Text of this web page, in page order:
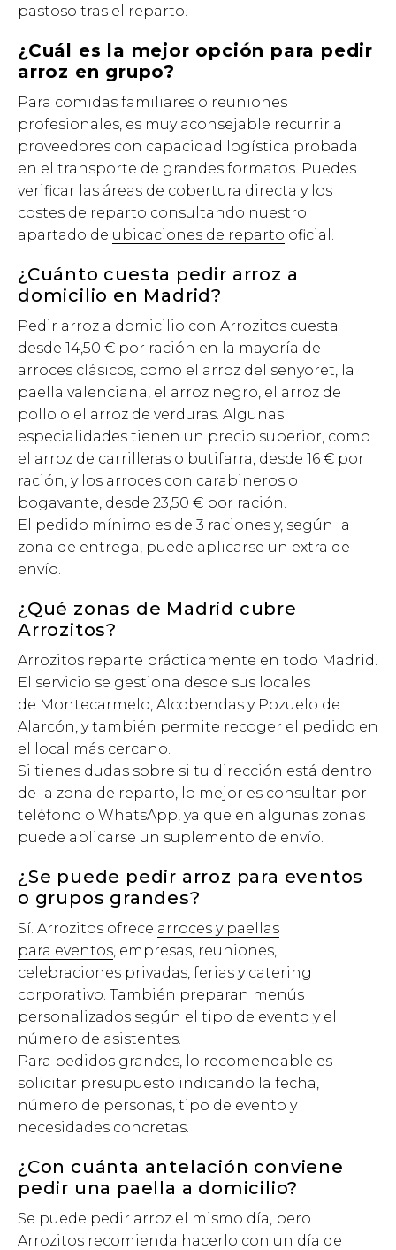
pastoso tras el reparto.
¿Cuál es la mejor opción para pedir
arroz en grupo?
Para comidas familiares o reuniones
profesionales, es muy aconsejable recurrir a
proveedores con capacidad logística probada
en el transporte de grandes formatos. Puedes
verificar las áreas de cobertura directa y los
costes de reparto consultando nuestro
apartado de ubicaciones de reparto oficial.
¿Cuánto cuesta pedir arroz a
domicilio en Madrid?
Pedir arroz a domicilio con Arrozitos cuesta
desde 14,50 € por ración en la mayoría de
arroces clásicos, como el arroz del senyoret, la
paella valenciana, el arroz negro, el arroz de
pollo o el arroz de verduras. Algunas
especialidades tienen un precio superior, como
el arroz de carrilleras o butifarra, desde 16 € por
ración, y los arroces con carabineros o
bogavante, desde 23,50 € por ración.
El pedido mínimo es de 3 raciones y, según la
zona de entrega, puede aplicarse un extra de
envío.
¿Qué zonas de Madrid cubre
Arrozitos?
Arrozitos reparte prácticamente en todo Madrid.
El servicio se gestiona desde sus locales
de Montecarmelo, Alcobendas y Pozuelo de
Alarcón, y también permite recoger el pedido en
el local más cercano.
Si tienes dudas sobre si tu dirección está dentro
de la zona de reparto, lo mejor es consultar por
teléfono o WhatsApp, ya que en algunas zonas
puede aplicarse un suplemento de envío.
¿Se puede pedir arroz para eventos
o grupos grandes?
Sí. Arrozitos ofrece arroces y paellas
para eventos, empresas, reuniones,
celebraciones privadas, ferias y catering
corporativo. También preparan menús
personalizados según el tipo de evento y el
número de asistentes.
Para pedidos grandes, lo recomendable es
solicitar presupuesto indicando la fecha,
número de personas, tipo de evento y
necesidades concretas.
¿Con cuánta antelación conviene
pedir una paella a domicilio?
Se puede pedir arroz el mismo día, pero
Arrozitos recomienda hacerlo con un día de